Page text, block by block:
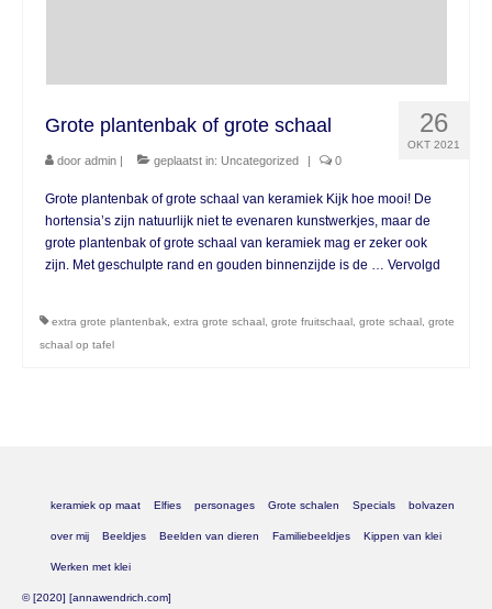
26
OKT 2021
Grote plantenbak of grote schaal
door admin | geplaatst in: Uncategorized | 0
Grote plantenbak of grote schaal van keramiek Kijk hoe mooi! De
hortensia’s zijn natuurlijk niet te evenaren kunstwerkjes, maar de
grote plantenbak of grote schaal van keramiek mag er zeker ook
zijn. Met geschulpte rand en gouden binnenzijde is de … Vervolgd
extra grote plantenbak extra grote schaal grote fruitschaal grote schaal grote
schaal op tafel
keramiek op maat Elfies personages Grote schalen Specials bolvazen
over mij Beeldjes Beelden van dieren Familiebeeldjes Kippen van klei
Werken met klei
© [2020] [annawendrich.com]